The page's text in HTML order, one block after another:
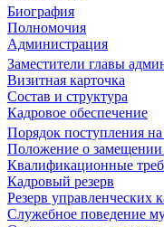
Биография
Полномочия
Администрация
Заместители главы
Визитная карточка
Состав и структура
Кадровое обеспечение
Порядок поступления
Положение о замещении
Квалификационные
Кадровый резерв
Резерв управленческих
Служебное поведение